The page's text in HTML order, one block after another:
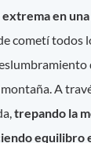
en
cometí todos
A
trepando la
equilibro